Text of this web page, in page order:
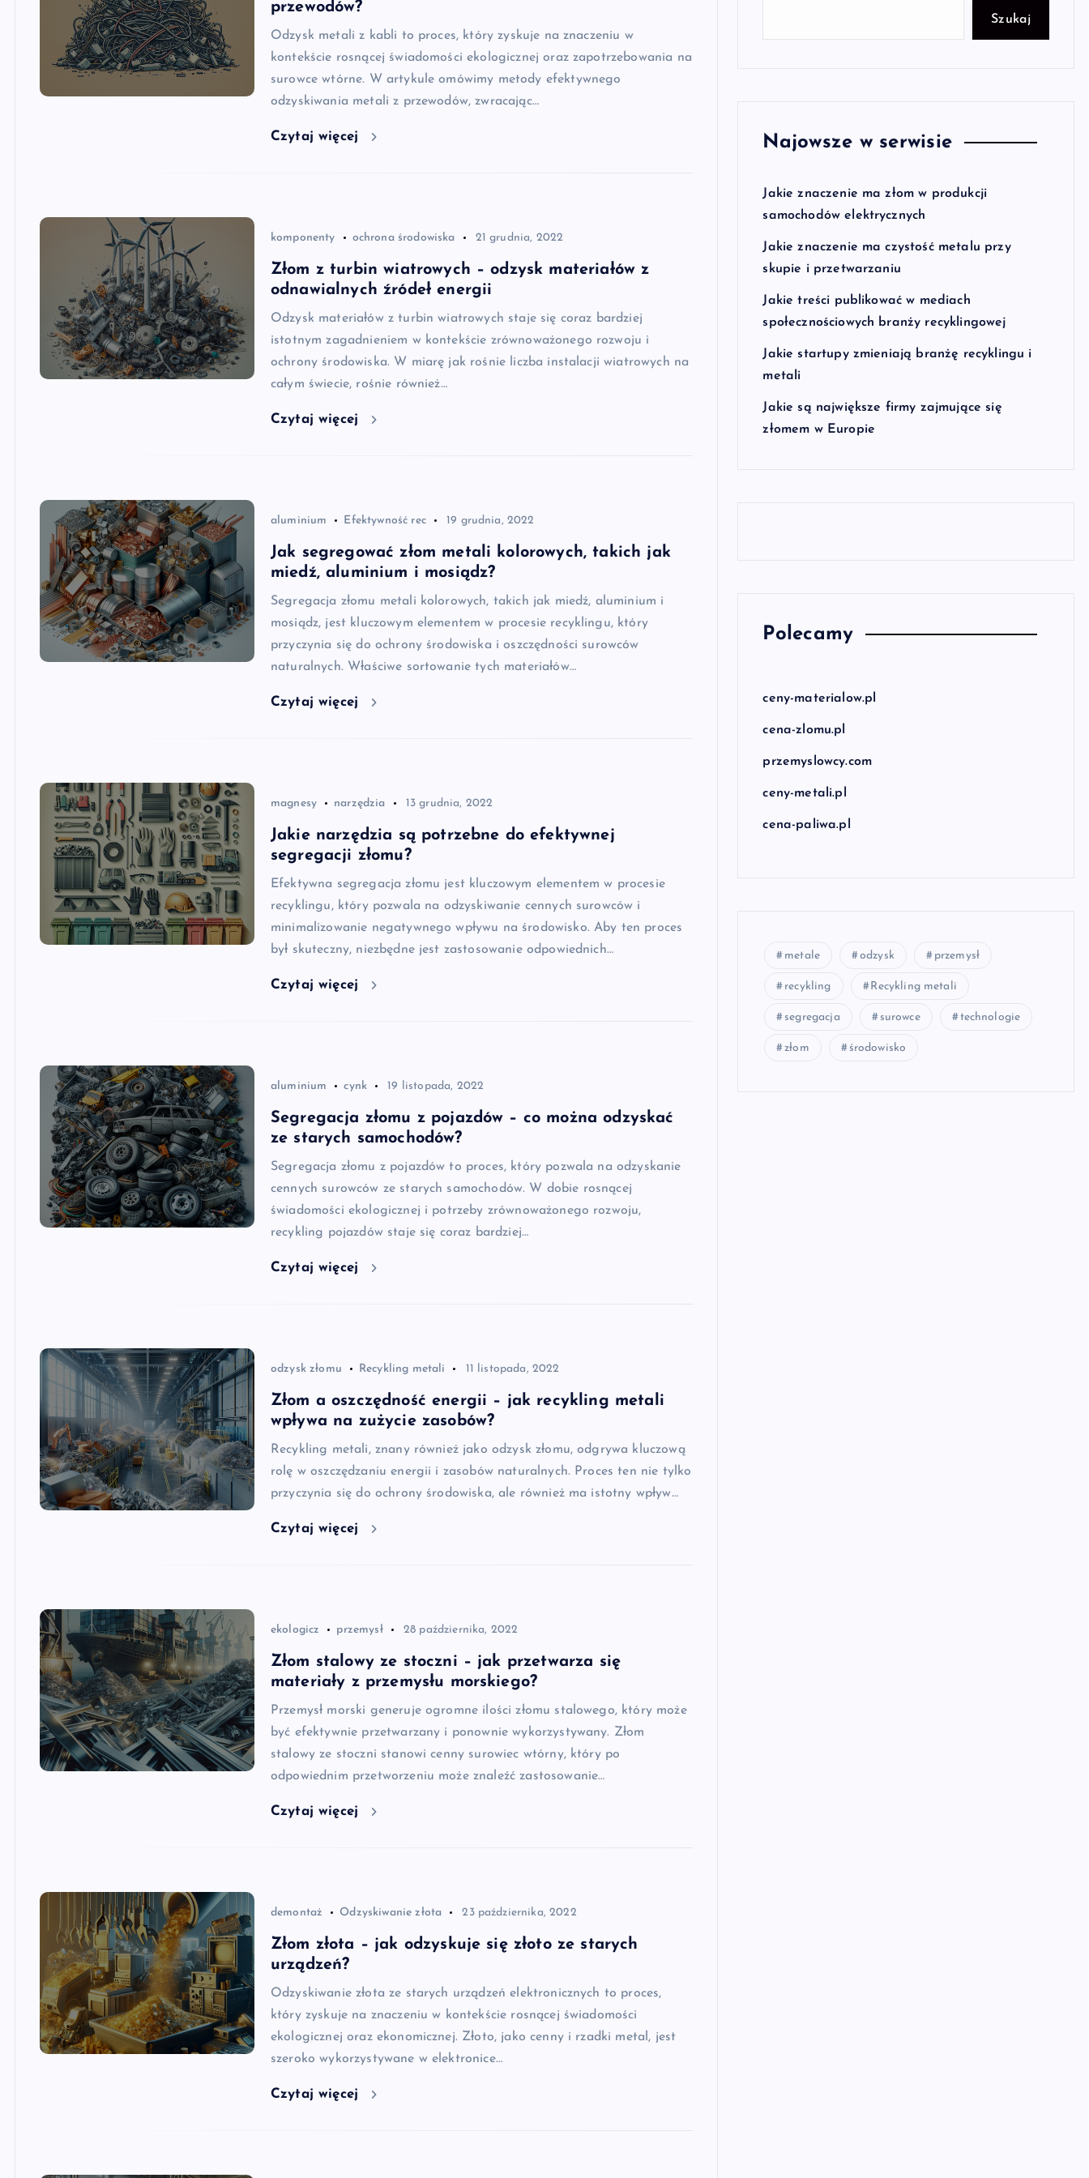
przewodów?
Odzysk metali z kabli to proces, który zyskuje na znaczeniu w
kontekście rosnącej świadomości ekologicznej oraz zapotrzebowania na
surowce wtórne. W artykule omówimy metody efektywnego
odzyskiwania metali z przewodów, zwracając…
Czytaj więcej
komponenty ochrona środowiska 21 grudnia, 2022
Złom z turbin wiatrowych – odzysk materiałów z
odnawialnych źródeł energii
Odzysk materiałów z turbin wiatrowych staje się coraz bardziej
istotnym zagadnieniem w kontekście zrównoważonego rozwoju i
ochrony środowiska. W miarę jak rośnie liczba instalacji wiatrowych na
całym świecie, rośnie również…
Czytaj więcej
aluminium Efektywność rec 19 grudnia, 2022
Jak segregować złom metali kolorowych, takich jak
miedź, aluminium i mosiądz?
Segregacja złomu metali kolorowych, takich jak miedź, aluminium i
mosiądz, jest kluczowym elementem w procesie recyklingu, który
przyczynia się do ochrony środowiska i oszczędności surowców
naturalnych. Właściwe sortowanie tych materiałów…
Czytaj więcej
magnesy narzędzia 13 grudnia, 2022
Jakie narzędzia są potrzebne do efektywnej
segregacji złomu?
Efektywna segregacja złomu jest kluczowym elementem w procesie
recyklingu, który pozwala na odzyskiwanie cennych surowców i
minimalizowanie negatywnego wpływu na środowisko. Aby ten proces
był skuteczny, niezbędne jest zastosowanie odpowiednich…
Czytaj więcej
aluminium cynk 19 listopada, 2022
Segregacja złomu z pojazdów – co można odzyskać
ze starych samochodów?
Segregacja złomu z pojazdów to proces, który pozwala na odzyskanie
cennych surowców ze starych samochodów. W dobie rosnącej
świadomości ekologicznej i potrzeby zrównoważonego rozwoju,
recykling pojazdów staje się coraz bardziej…
Czytaj więcej
odzysk złomu Recykling metali 11 listopada, 2022
Złom a oszczędność energii – jak recykling metali
wpływa na zużycie zasobów?
Recykling metali, znany również jako odzysk złomu, odgrywa kluczową
rolę w oszczędzaniu energii i zasobów naturalnych. Proces ten nie tylko
przyczynia się do ochrony środowiska, ale również ma istotny wpływ…
Czytaj więcej
ekologicz przemysł 28 października, 2022
Złom stalowy ze stoczni – jak przetwarza się
materiały z przemysłu morskiego?
Przemysł morski generuje ogromne ilości złomu stalowego, który może
być efektywnie przetwarzany i ponownie wykorzystywany. Złom
stalowy ze stoczni stanowi cenny surowiec wtórny, który po
odpowiednim przetworzeniu może znaleźć zastosowanie…
Czytaj więcej
demontaż Odzyskiwanie złota 23 października, 2022
Złom złota – jak odzyskuje się złoto ze starych
urządzeń?
Odzyskiwanie złota ze starych urządzeń elektronicznych to proces,
który zyskuje na znaczeniu w kontekście rosnącej świadomości
ekologicznej oraz ekonomicznej. Złoto, jako cenny i rzadki metal, jest
szeroko wykorzystywane w elektronice…
Czytaj więcej
Szukaj
Najowsze w serwisie
Jakie znaczenie ma złom w produkcji
samochodów elektrycznych
Jakie znaczenie ma czystość metalu przy
skupie i przetwarzaniu
Jakie treści publikować w mediach
społecznościowych branży recyklingowej
Jakie startupy zmieniają branżę recyklingu i
metali
Jakie są największe firmy zajmujące się
złomem w Europie
Polecamy
ceny-materialow.pl
cena-zlomu.pl
przemyslowcy.com
ceny-metali.pl
cena-paliwa.pl
metale odzysk przemysł
recykling Recykling metali
segregacja surowce technologie
złom środowisko